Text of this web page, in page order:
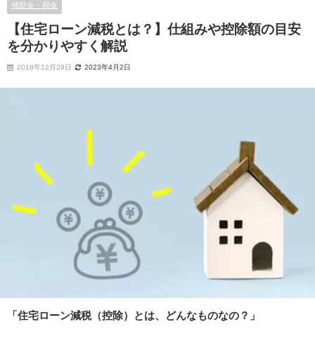
補助金・税金
【住宅ローン減税とは？】仕組みや控除額の目安
を分かりやすく解説
2018年12月29日 2023年4月2日
「住宅ローン減税（控除）とは、どんなものなの？」